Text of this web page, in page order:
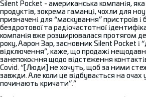
Silent Pocket - американська компанія, яка
продуктів, зокрема гаманці, чохли для
призначені для “маскування” пристроїв і
бездротової та радіочастотної
компанія вже розширювалася протягом
року, Аарон Зар, засновник Silent Pocket і
відключення”, каже, що продажі
занепокоєння щодо відстеження
Covid. “[Люди] не хочуть, щоб за ними
завжди. Але коли це відбувається на очах
починають кричати”.”